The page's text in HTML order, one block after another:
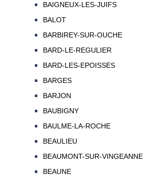
BAIGNEUX-LES-JUIFS
BALOT
BARBIREY-SUR-OUCHE
BARD-LE-REGULIER
BARD-LES-EPOISSES
BARGES
BARJON
BAUBIGNY
BAULME-LA-ROCHE
BEAULIEU
BEAUMONT-SUR-VINGEANNE
BEAUNE